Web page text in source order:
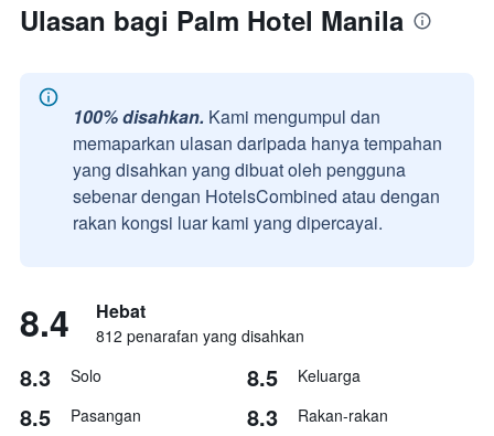
Ulasan bagi Palm Hotel Manila
100% disahkan. Kami mengumpul dan
memaparkan ulasan daripada hanya tempahan
yang disahkan yang dibuat oleh pengguna
sebenar dengan HotelsCombined atau dengan
rakan kongsi luar kami yang dipercayai.
8.4 Hebat
812 penarafan yang disahkan
8.3 Solo 8.5 Keluarga
8.5 Pasangan 8.3 Rakan-rakan